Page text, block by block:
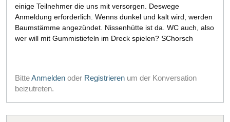
einige Teilnehmer die uns mit versorgen. Deswege
Anmeldung erforderlich. Wenns dunkel und kalt wird, werden
Baumstämme angezündet. Nissenhütte ist da. WC auch, also
wer will mit Gummistiefeln im Dreck spielen? SChorsch
BitteAnmelden oder Registrieren um der Konversation
beizutreten.